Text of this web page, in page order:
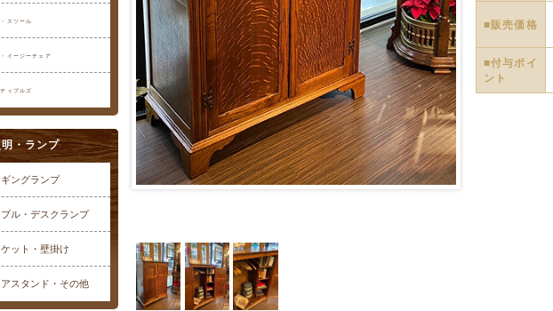
スツール
・イージーチェア
ィブルズ
・ランプ
ングランプ
ル・デスクランプ
ット・壁掛け
スタンド・その他
■販売価格
■付与ポイ
ント